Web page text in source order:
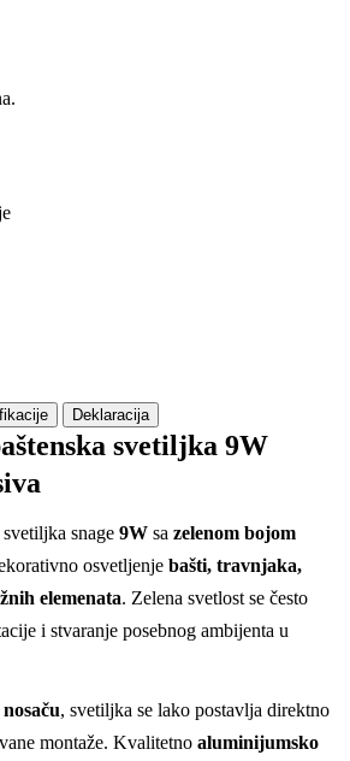
Deklaracija
svetiljka 9W
snage 9W sa zelenom bojom
osvetljenje bašti, travnjaka,
elemenata. Zelena svetlost se često
i stvaranje posebnog ambijenta u
, svetiljka se lako postavlja direktno
montaže. Kvalitetno aluminijumsko